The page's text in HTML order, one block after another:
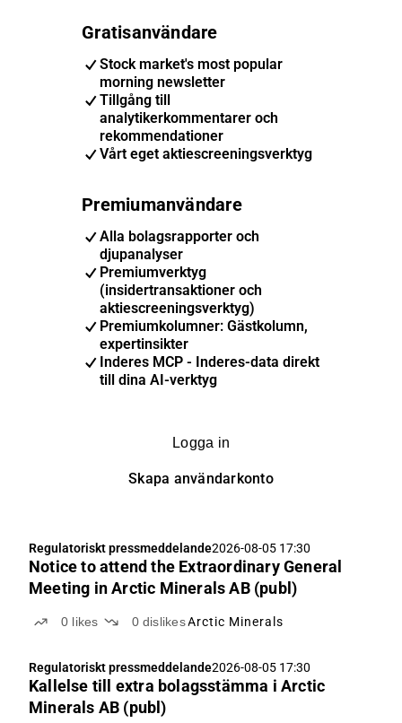
Gratisanvändare
Stock market's most popular
morning newsletter
Tillgång till
analytikerkommentarer och
rekommendationer
Vårt eget aktiescreeningsverktyg
Premiumanvändare
Alla bolagsrapporter och
djupanalyser
Premiumverktyg
(insidertransaktioner och
aktiescreeningsverktyg)
Premiumkolumner: Gästkolumn,
expertinsikter
Inderes MCP - Inderes-data direkt
till dina AI-verktyg
Logga in
Skapa användarkonto
Regulatoriskt pressmeddelande2026-08-05 17:30
Notice to attend the Extraordinary General
Meeting in Arctic Minerals AB (publ)
0 likes 0 dislikesArctic Minerals
Regulatoriskt pressmeddelande2026-08-05 17:30
Kallelse till extra bolagsstämma i Arctic
Minerals AB (publ)